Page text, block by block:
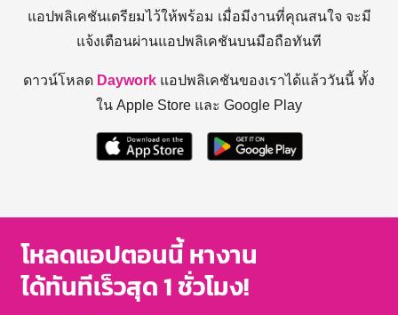
แอปพลิเคชันเตรียมไว้ให้พร้อม เมื่อมีงานที่คุณสนใจ จะมี
แจ้งเตือนผ่านแอปพลิเคชันบนมือถือทันที
ดาวน์โหลด Daywork แอปพลิเคชันของเราได้แล้ววันนี้ ทั้ง
ใน Apple Store และ Google Play
โหลดแอปตอนนี้ หางาน
ได้ทันทีเร็วสุด 1 ชั่วโมง!